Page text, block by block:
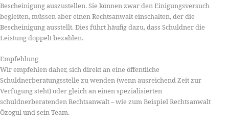
Bescheinigung auszustellen. Sie können zwar den Einigungsversuch
begleiten, müssen aber einen Rechtsanwalt einschalten, der die
Bescheinigung ausstellt. Dies führt häufig dazu, dass Schuldner die
Leistung doppelt bezahlen.
Empfehlung
Wir empfehlen daher, sich direkt an eine öffentliche
Schuldnerberatungsstelle zu wenden (wenn ausreichend Zeit zur
Verfügung steht) oder gleich an einen spezialisierten
schuldnerberatenden Rechtsanwalt – wie zum Beispiel Rechtsanwalt
Özogul und sein Team.